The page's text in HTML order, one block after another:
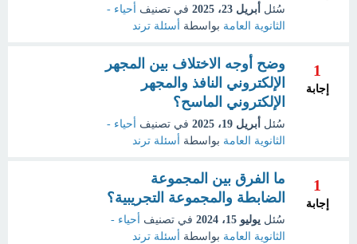
سُئل أبريل 23، 2025 في تصنيف أحياء -
الثانوية العامة بواسطة أسئلة ترند
1
إجابة
وضح أوجه الاختلاف بين المجهر
الإلكتروني النافذ والمجهر
الإلكتروني الماسح؟
سُئل أبريل 19، 2025 في تصنيف أحياء -
الثانوية العامة بواسطة أسئلة ترند
1
إجابة
ما الفرق بين المجموعة
الضابطة والمجموعة التجريبية؟
سُئل يوليو 15، 2024 في تصنيف أحياء -
الثانوية العامة بواسطة أسئلة ترند